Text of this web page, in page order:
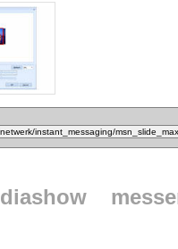
diashow